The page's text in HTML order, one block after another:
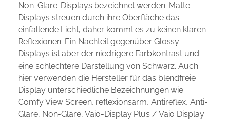
Non-Glare-Displays bezeichnet werden. Matte
Displays streuen durch ihre Oberfläche das
einfallende Licht, daher kommt es zu keinen klaren
Reflexionen. Ein Nachteil gegenüber Glossy-
Displays ist aber der niedrigere Farbkontrast und
eine schlechtere Darstellung von Schwarz. Auch
hier verwenden die Hersteller für das blendfreie
Display unterschiedliche Bezeichnungen wie
Comfy View Screen, reflexionsarm, Antireflex, Anti-
Glare, Non-Glare, Vaio-Display Plus / Vaio Display